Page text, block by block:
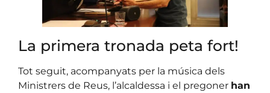
La primera tronada peta fort!
Tot seguit, acompanyats per la música dels
Ministrers de Reus, l’alcaldessa i el pregoner han